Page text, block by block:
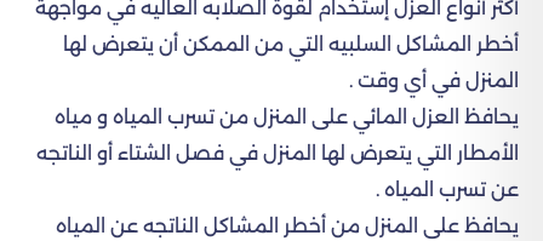
أكثر أنواع العزل إستخدام لقوة الصلابه العاليه في مواجهة
أخطر المشاكل السلبيه التي من الممكن أن يتعرض لها
المنزل في أي وقت .
يحافظ العزل المائي على المنزل من تسرب المياه و مياه
الأمطار التي يتعرض لها المنزل في فصل الشتاء أو الناتجه
عن تسرب المياه .
يحافظ على المنزل من أخطر المشاكل الناتجه عن المياه